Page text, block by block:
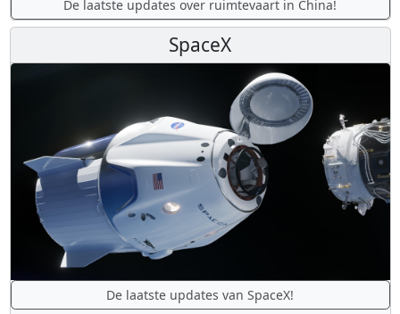
De laatste updates over ruimtevaart in China!
SpaceX
De laatste updates van SpaceX!